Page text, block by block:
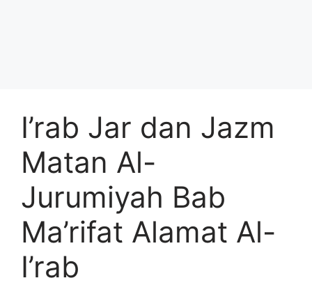
I’rab Jar dan Jazm
Matan Al-
Jurumiyah Bab
Ma’rifat Alamat Al-
I’rab